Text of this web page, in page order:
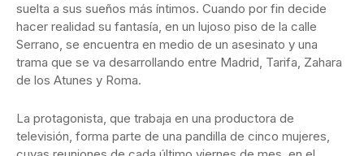
suelta a sus sueños más íntimos. Cuando por fin decide
hacer realidad su fantasía, en un lujoso piso de la calle
Serrano, se encuentra en medio de un asesinato y una
trama que se va desarrollando entre Madrid, Tarifa, Zahara
de los Atunes y Roma.
La protagonista, que trabaja en una productora de
televisión, forma parte de una pandilla de cinco mujeres,